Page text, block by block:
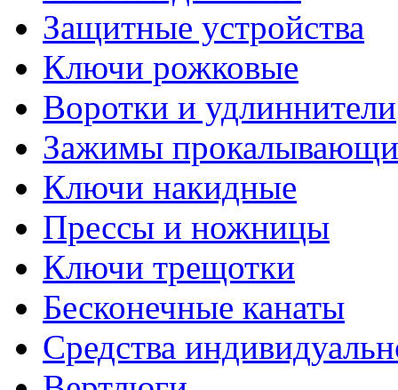
Защитные устройства
Ключи рожковые
Воротки и удлиннители
Зажимы
Ключи накидные
Прессы и ножницы
Ключи трещотки
Бесконечные канаты
Средства